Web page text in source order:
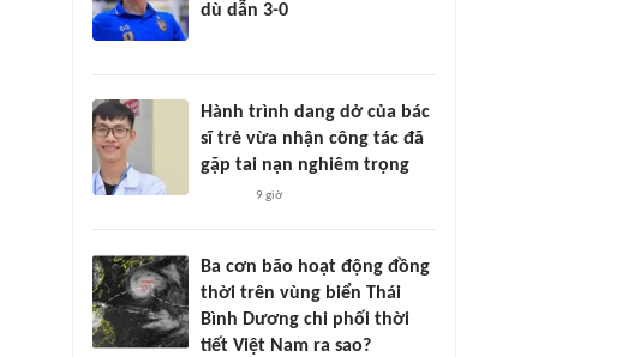
dù dẫn 3-0
Hành trình dang dở của bác
sĩ trẻ vừa nhận công tác đã
gặp tai nạn nghiêm trọng
9 giờ
Ba cơn bão hoạt động đồng
thời trên vùng biển Thái
Bình Dương chi phối thời
tiết Việt Nam ra sao?